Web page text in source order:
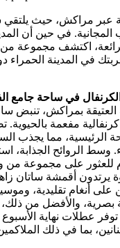
عبر مراكش، حيث يلتقي
المجانية. في حين أن
الرائعة، اكتشف مجموعة
في المدينة الحمراء
في ساحة جامع
بمراكش، تنبض
كرنفالية مفعمة
الرئيسية، مما يجذب
وسط الروائح
للعثور على مجموعة من
يرتدون أقمشة ساتان
على أنغام تقليدية،
بصرية، والأفضل من ذلك،
عطلات نهاية